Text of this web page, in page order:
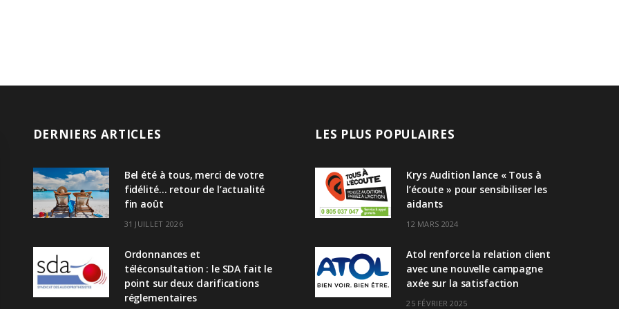
DERNIERS ARTICLES
Bel été à tous, merci de votre
fidélité… retour de l’actualité
fin août
31 JUILLET 2026
Ordonnances et
téléconsultation : le SDA fait le
point sur deux clarifications
réglementaires
LES PLUS POPULAIRES
Krys Audition lance « Tous à
l’écoute » pour sensibiliser les
aidants
12 MARS 2024
Atol renforce la relation client
avec une nouvelle campagne
axée sur la satisfaction
25 FÉVRIER 2025